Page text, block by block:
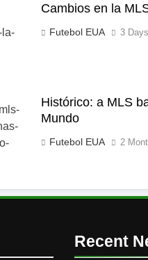
Cambios en la
Futebol EUA 3
Histórico: a MLS
Mundo
Futebol EUA 2
Recent